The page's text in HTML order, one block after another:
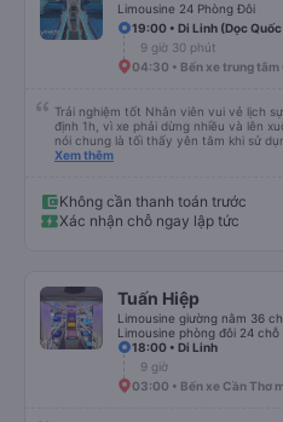
Limousine 24 Phòng Đôi
19:00 • Di Linh (Dọc
9 giờ 30 phút
04:30 • Bến xe trung tâm
Trải nghiệm tốt Nhân viên vui vẻ lịch
định 1h, vì xe phải dừng nhiều và lên
nói chung là tối thấy yên tâm khi sử
hộ và giới thiệu cho người thân sử
Xem thêm
Không cần thanh toán trước
Xác nhận chỗ ngay lập tức
Tuấn Hiệp
Limousine giường nằm 36
Limousine phòng đôi 24 chỗ
18:00 • Di Linh
9 giờ
03:00 • Bến xe Cần Thơ